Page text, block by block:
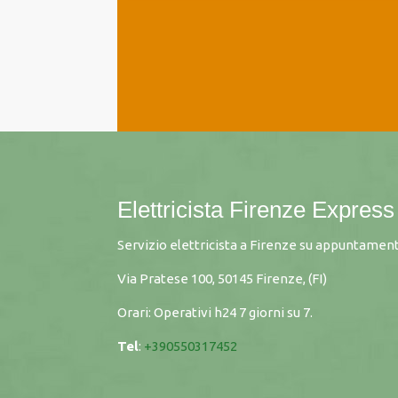
Elettricista Firenze Express
Servizio elettricista a Firenze su
Via Pratese 100, 50145 Firenze, (FI)
Orari: Operativi h24 7 giorni su 7.
Tel: +390550317452